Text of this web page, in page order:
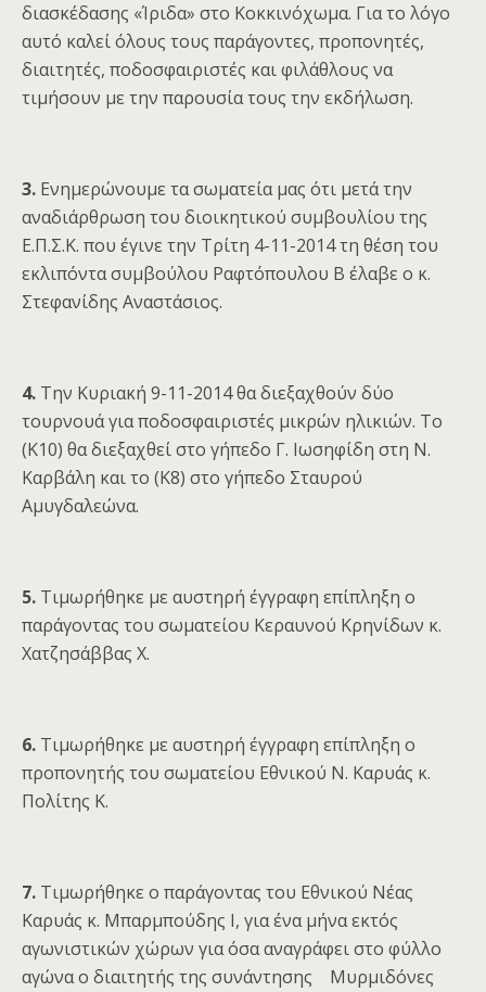
διασκέδασης «Ίριδα» στο Κοκκινόχωμα. Για το λόγο
αυτό καλεί όλους τους παράγοντες, προπονητές,
διαιτητές, ποδοσφαιριστές και φιλάθλους να
τιμήσουν με την παρουσία τους την εκδήλωση.
3. Ενημερώνουμε τα σωματεία μας ότι μετά την
αναδιάρθρωση του διοικητικού συμβουλίου της
Ε.Π.Σ.Κ. που έγινε την Τρίτη 4-11-2014 τη θέση του
εκλιπόντα συμβούλου Ραφτόπουλου Β έλαβε ο κ.
Στεφανίδης Αναστάσιος.
4. Την Κυριακή 9-11-2014 θα διεξαχθούν δύο
τουρνουά για ποδοσφαιριστές μικρών ηλικιών. Το
(Κ10) θα διεξαχθεί στο γήπεδο Γ. Ιωσηφίδη στη Ν.
Καρβάλη και το (Κ8) στο γήπεδο Σταυρού
Αμυγδαλεώνα.
5. Τιμωρήθηκε με αυστηρή έγγραφη επίπληξη ο
παράγοντας του σωματείου Κεραυνού Κρηνίδων κ.
Χατζησάββας Χ.
6. Τιμωρήθηκε με αυστηρή έγγραφη επίπληξη ο
προπονητής του σωματείου Εθνικού Ν. Καρυάς κ.
Πολίτης Κ.
7. Τιμωρήθηκε ο παράγοντας του Εθνικού Νέας
Καρυάς κ. Μπαρμπούδης Ι, για ένα μήνα εκτός
αγωνιστικών χώρων για όσα αναγράφει στο φύλλο
αγώνα ο διαιτητής της συνάντησης Μυρμιδόνες